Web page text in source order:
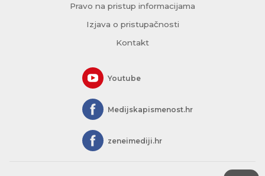
Pravo na pristup informacijama
Izjava o pristupačnosti
Kontakt
Youtube
Medijskapismenost.hr
zeneimediji.hr